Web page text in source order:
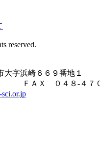
reserved.
字浜崎６６９番地１
ＦＡＸ ０４８-４７
sci.or.jp